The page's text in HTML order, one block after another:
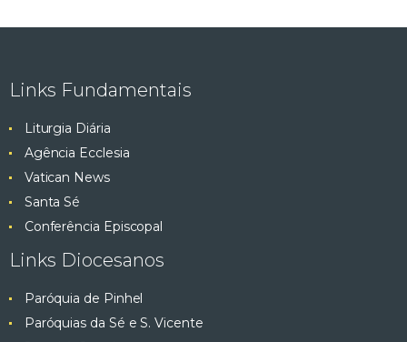
Links Fundamentais
Liturgia Diária
Agência Ecclesia
Vatican News
Santa Sé
Conferência Episcopal
Links Diocesanos
Paróquia de Pinhel
Paróquias da Sé e S. Vicente